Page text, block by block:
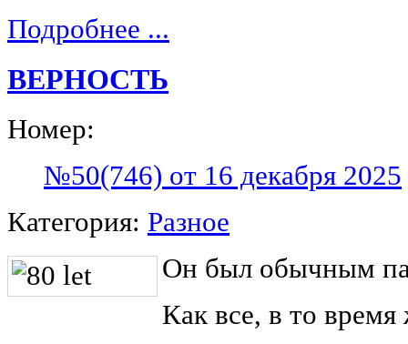
Подробнее ...
ВЕРНОСТЬ
Номер:
№50(746) от 16 декабря 2025
Категория: Разное
Он был обычным
Как все, в то время